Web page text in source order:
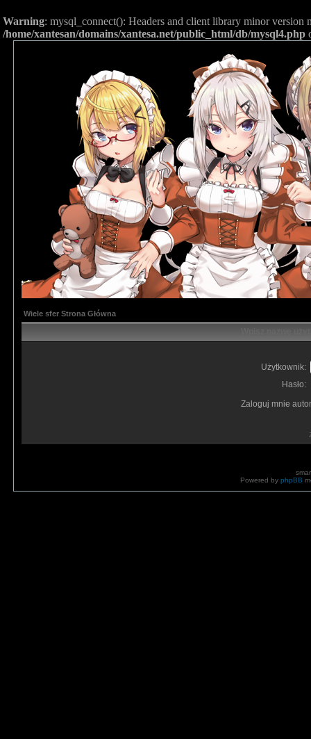
Warning: mysql_connect(): Headers and client library minor
/home/xantesan/domains/xantesa.net/public_html/db/mysql4.php
Wiele sfer Strona Główna
Użytkownik:
Hasło:
Zaloguj mnie
Powered by phpBB